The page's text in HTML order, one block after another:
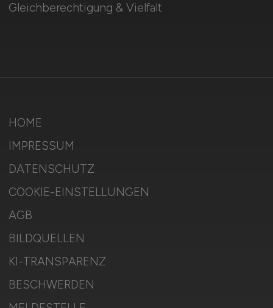
Gleichberechtigung & Vielfalt
HOME
IMPRESSUM
DATENSCHUTZ
COOKIE-EINSTELLUNGEN
AGB
BILDQUELLEN
KI-TRANSPARENZ
BESCHWERDEN